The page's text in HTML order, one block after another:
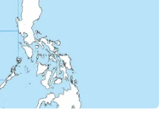
quy định nhập cư để
ngoài